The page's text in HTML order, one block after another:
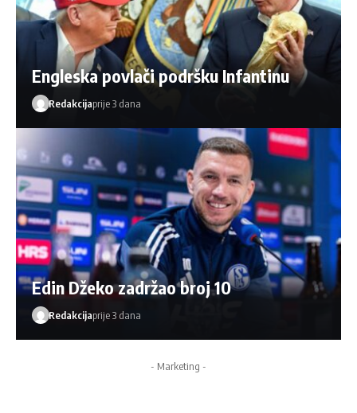
Engleska povlači podršku Infantinu
Redakcijaprije 3 dana
Edin Džeko zadržao broj 10
Redakcijaprije 3 dana
- Marketing -